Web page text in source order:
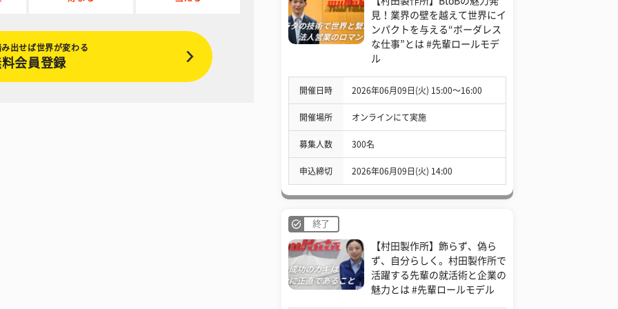
出せば世界が変わる
会員登録
見！業界の壁を越えて世界にイ
ンパクトを与える“ボーダレス
な仕事”とは #先輩ロールモデ
ル
開催日時 2026年06月09日(火) 15:00〜16:00
開催場所 オンラインにて実施
募集人数 300名
申込締切 2026年06月09日(火) 14:00
終了
【村田製作所】飾らず、偽ら
ず、自分らしく。村田製作所で
活躍する先輩の就活術と企業の
魅力とは #先輩ロールモデル